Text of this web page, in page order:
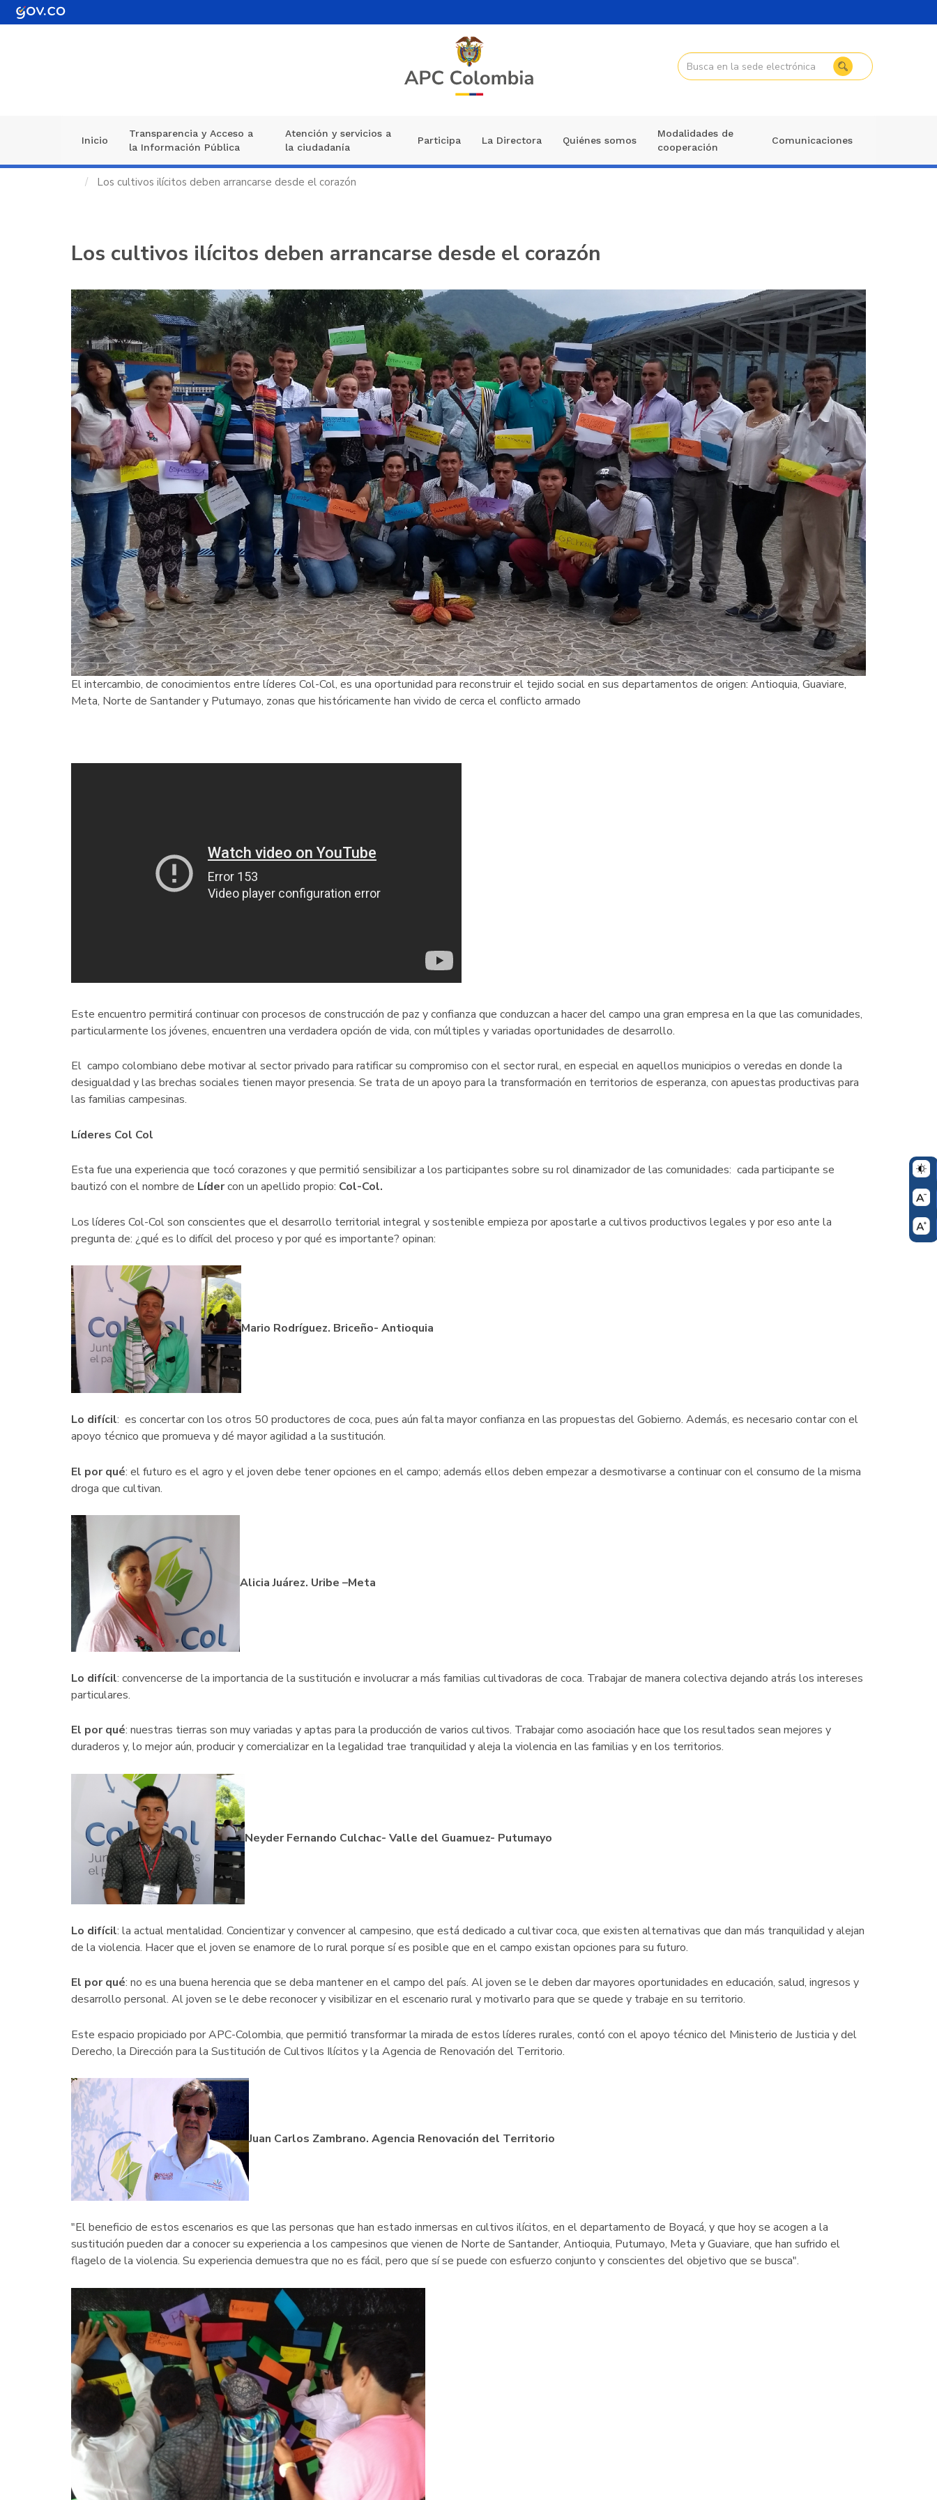
Pasar
al
Navegación
principal
Inicio
Transparencia y Acceso a
la Información Pública
Atención y servicios a
la ciudadanía
Participa La Directora Quiénes somos
Modalidades de
cooperación
Comunicaciones
Los cultivos ilícitos deben arrancarse desde el corazón
Los cultivos ilícitos deben arrancarse desde el corazón
El intercambio, de conocimientos entre líderes Col-Col, es una oportunidad para reconstruir el tejido social en sus departamentos de origen: Antioquia, Guaviare,
Meta, Norte de Santander y Putumayo, zonas que históricamente han vivido de cerca el conflicto armado
Este encuentro permitirá continuar con procesos de construcción de paz y confianza que conduzcan a hacer del campo una gran empresa en la que las comunidades,
particularmente los jóvenes, encuentren una verdadera opción de vida, con múltiples y variadas oportunidades de desarrollo.
El campo colombiano debe motivar al sector privado para ratificar su compromiso con el sector rural, en especial en aquellos municipios o veredas en donde la
desigualdad y las brechas sociales tienen mayor presencia. Se trata de un apoyo para la transformación en territorios de esperanza, con apuestas productivas para
las familias campesinas.
Líderes Col Col
Esta fue una experiencia que tocó corazones y que permitió sensibilizar a los participantes sobre su rol dinamizador de las comunidades: cada participante se
bautizó con el nombre de Lídercon un apellido propio: Col-Col.
Los líderes Col-Col son conscientes que el desarrollo territorial integral y sostenible empieza por apostarle a cultivos productivos legales y por eso ante la
pregunta de: ¿qué es lo difícil del proceso y por qué es importante? opinan:
Mario Rodríguez. Briceño- Antioquia
Lo difícil: es concertar con los otros 50 productores de coca, pues aún falta mayor confianza en las propuestas del Gobierno. Además, es necesario contar con el
apoyo técnico que promueva y dé mayor agilidad a la sustitución.
El por qué: el futuro es el agro y el joven debe tener opciones en el campo; además ellos deben empezar a desmotivarse a continuar con el consumo de la misma
droga que cultivan.
Alicia Juárez. Uribe –Meta
Lo difícil: convencerse de la importancia de la sustitución e involucrar a más familias cultivadoras de coca. Trabajar de manera colectiva dejando atrás los intereses
particulares.
El por qué: nuestras tierras son muy variadas y aptas para la producción de varios cultivos. Trabajar como asociación hace que los resultados sean mejores y
duraderos y, lo mejor aún, producir y comercializar en la legalidad trae tranquilidad y aleja la violencia en las familias y en los territorios.
Neyder Fernando Culchac- Valle del Guamuez- Putumayo
Lo difícil: la actual mentalidad. Concientizar y convencer al campesino, que está dedicado a cultivar coca, que existen alternativas que dan más tranquilidad y alejan
de la violencia. Hacer que el joven se enamore de lo rural porque sí es posible que en el campo existan opciones para su futuro.
El por qué: no es una buena herencia que se deba mantener en el campo del país. Al joven se le deben dar mayores oportunidades en educación, salud, ingresos y
desarrollo personal. Al joven se le debe reconocer y visibilizar en el escenario rural y motivarlo para que se quede y trabaje en su territorio.
Este espacio propiciado por APC-Colombia, que permitió transformar la mirada de estos líderes rurales, contó con el apoyo técnico del Ministerio de Justicia y del
Derecho, la Dirección para la Sustitución de Cultivos Ilícitos y la Agencia de Renovación del Territorio.
Juan Carlos Zambrano. Agencia Renovación del Territorio
"El beneficio de estos escenarios es que las personas que han estado inmersas en cultivos ilícitos, en el departamento de Boyacá, y que hoy se acogen a la
sustitución pueden dar a conocer su experiencia a los campesinos que vienen de Norte de Santander, Antioquia, Putumayo, Meta y Guaviare, que han sufrido el
flagelo de la violencia. Su experiencia demuestra que no es fácil, pero que sí se puede con esfuerzo conjunto y conscientes del objetivo que se busca".